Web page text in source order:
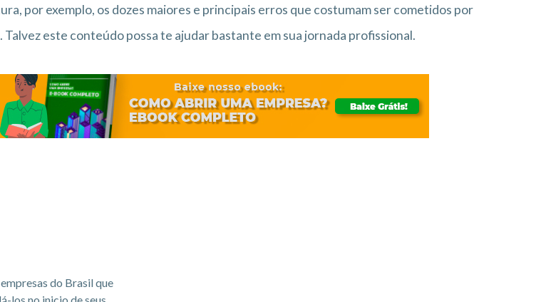
por exemplo, os dozes maiores e principais erros que costumam ser cometidos por
este conteúdo possa te ajudar bastante em sua jornada profissional.
do Brasil que